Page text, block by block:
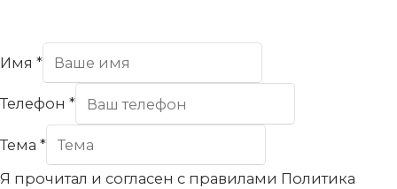
Имя *
Телефон *
Тема *
Я прочитал и согласен с правилами Политика